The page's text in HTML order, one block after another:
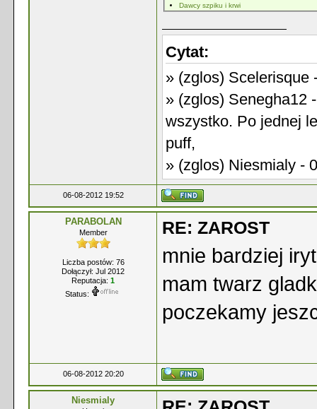
Dawcy szpiku i krwi
Cytat:
» (zglos) Scelerisque
» (zglos) Senegha12
wszystko. Po jednej
puff,
» (zglos) Niesmialy -
06-08-2012 19:52
PARABOLAN
Member
Liczba postów: 76
Dołączył: Jul 2012
Reputacja: 1
Status:
RE: ZAROST
mnie bardziej
mam twarz
poczekamy
06-08-2012 20:20
Niesmialy